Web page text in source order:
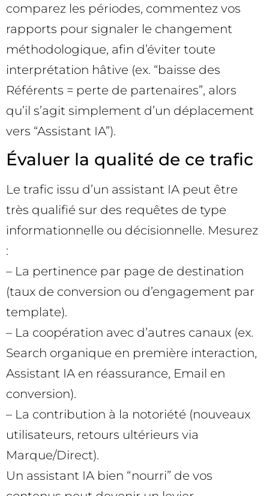
comparez les périodes, commentez vos
rapports pour signaler le changement
méthodologique, afin d’éviter toute
interprétation hâtive (ex. “baisse des
Référents = perte de partenaires”, alors
qu’il s’agit simplement d’un déplacement
vers “Assistant IA”).
Évaluer la qualité de ce trafic
Le trafic issu d’un assistant IA peut être
très qualifié sur des requêtes de type
informationnelle ou décisionnelle. Mesurez
:
– La pertinence par page de destination
(taux de conversion ou d’engagement par
template).
– La coopération avec d’autres canaux (ex.
Search organique en première interaction,
Assistant IA en réassurance, Email en
conversion).
– La contribution à la notoriété (nouveaux
utilisateurs, retours ultérieurs via
Marque/Direct).
Un assistant IA bien “nourri” de vos